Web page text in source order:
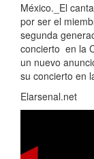
México._El
por ser el
segunda
concierto en la
un nuevo
su concierto en
Elarsenal.net